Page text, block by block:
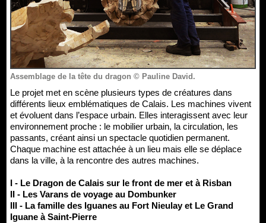
Assemblage de la tête du dragon © Pauline David.
Le projet met en scène plusieurs types de créatures dans
différents lieux emblématiques de Calais. Les machines vivent
et évoluent dans l’espace urbain. Elles interagissent avec leur
environnement proche : le mobilier urbain, la circulation, les
passants, créant ainsi un spectacle quotidien permanent.
Chaque machine est attachée à un lieu mais elle se déplace
dans la ville, à la rencontre des autres machines.
I - Le Dragon de Calais sur le front de mer et à Risban
II - Les Varans de voyage au Dombunker
III - La famille des Iguanes au Fort Nieulay et Le Grand
Iguane à Saint-Pierre